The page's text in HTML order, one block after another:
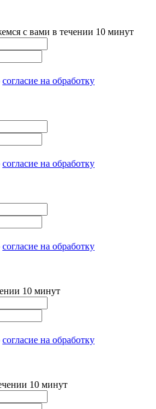
с вами в течении 10 минут
согласие на обработку
согласие на обработку
согласие на обработку
10 минут
согласие на обработку
10 минут